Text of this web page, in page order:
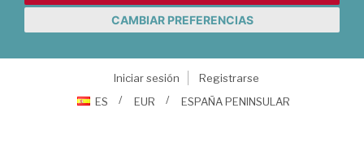
CAMBIAR PREFERENCIAS
Iniciar sesión
Registrarse
ES
EUR ESPAÑA PENINSULAR